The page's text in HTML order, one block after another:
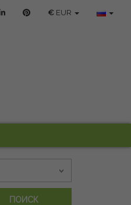
€ EUR
ПОИСК